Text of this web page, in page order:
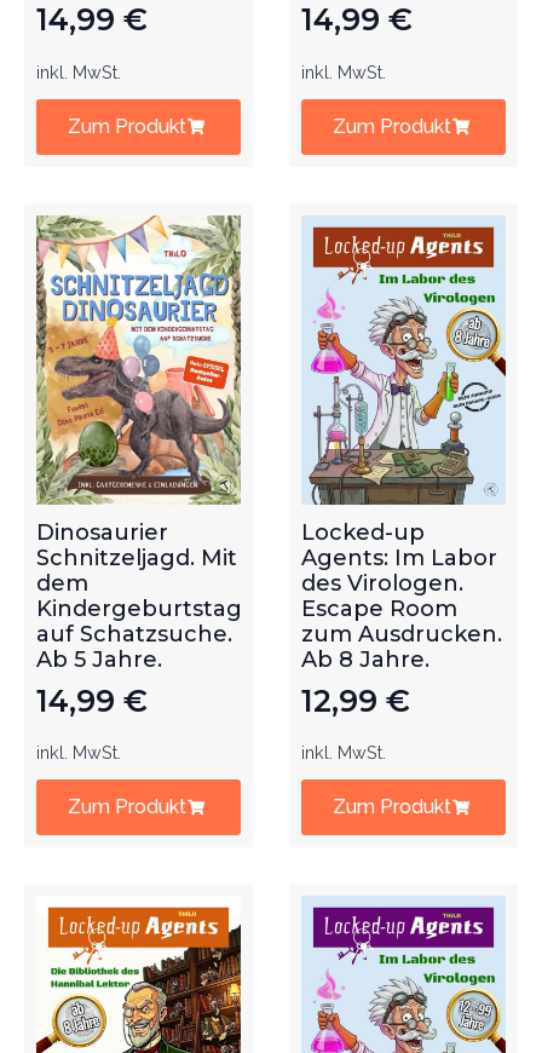
14,99 €
inkl. MwSt.
Zum Produkt
14,99 €
inkl. MwSt.
Zum Produkt
Dinosaurier
Schnitzeljagd. Mit
dem
Kindergeburtstag
auf Schatzsuche.
Ab 5 Jahre.
14,99 €
inkl. MwSt.
Zum Produkt
Locked-up
Agents: Im Labor
des Virologen.
Escape Room
zum Ausdrucken.
Ab 8 Jahre.
12,99 €
inkl. MwSt.
Zum Produkt